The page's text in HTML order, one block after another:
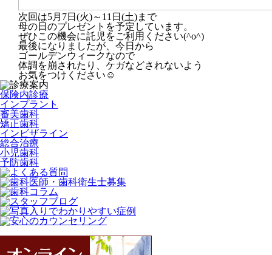
次回は5月7日(火)～11日(土)まで
母の日のプレゼントを予定しています。
ぜひこの機会に託児をご利用ください(^o^)
最後になりましたが、今日から
ゴールデンウィークなので
体調を崩されたり、ケガなどされないよう
お気をつけください☺
保険内診療
インプラント
審美歯科
矯正歯科
インビザライン
総合治療
小児歯科
予防歯科